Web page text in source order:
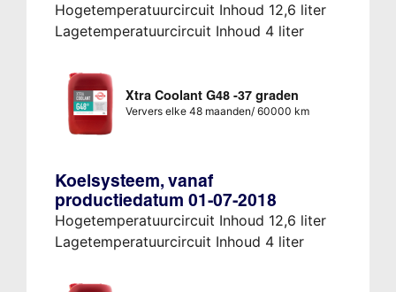
Hogetemperatuurcircuit Inhoud 12,6 liter
Lagetemperatuurcircuit Inhoud 4 liter
Xtra Coolant G48 -37 graden
Ververs elke 48 maanden/ 60000 km
Koelsysteem, vanaf
productiedatum 01-07-2018
Hogetemperatuurcircuit Inhoud 12,6 liter
Lagetemperatuurcircuit Inhoud 4 liter